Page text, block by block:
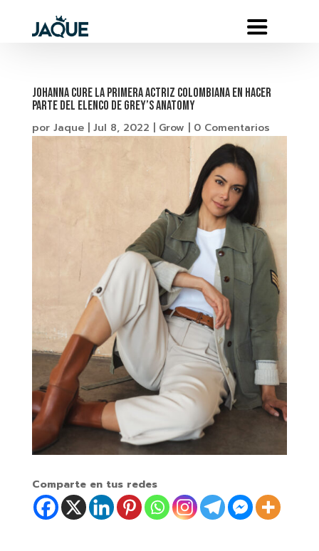
Johanna Cure la primera actriz colombiana en hacer
parte del elenco de Grey’s Anatomy
por Jaque| Jul 8, 2022 Grow 0 Comentarios
Comparte en tus redes